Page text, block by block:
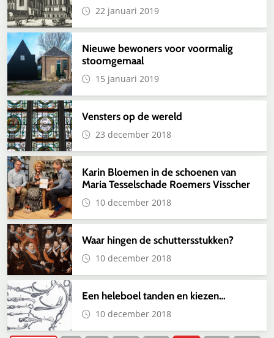
22 januari 2019
Nieuwe bewoners voor voormalig
stoomgemaal
15 januari 2019
Vensters op de wereld
23 december 2018
Karin Bloemen in de schoenen van
Maria Tesselschade Roemers Visscher
10 december 2018
Waar hingen de schuttersstukken?
10 december 2018
Een heleboel tanden en kiezen…
10 december 2018